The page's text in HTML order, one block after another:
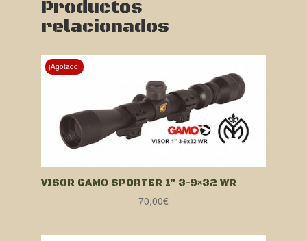
Productos
relacionados
¡Agotado!
VISOR GAMO SPORTER 1″ 3-9×32 WR
70,00€